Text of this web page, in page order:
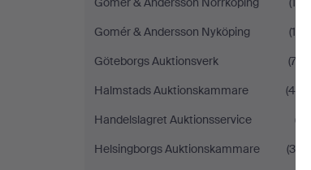
Gomér & Andersson Nyköping
(14)
Göteborgs Auktionsverk
(73)
Halmstads Auktionskammare
(46)
Handelslagret Auktionsservice
(7)
Helsingborgs Auktionskammare
(35)